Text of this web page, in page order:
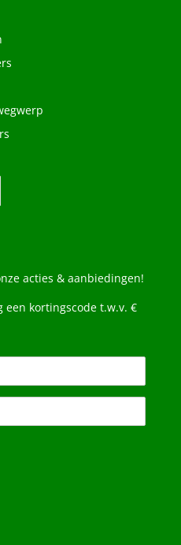
acties & aanbiedingen!
kortingscode t.w.v. €